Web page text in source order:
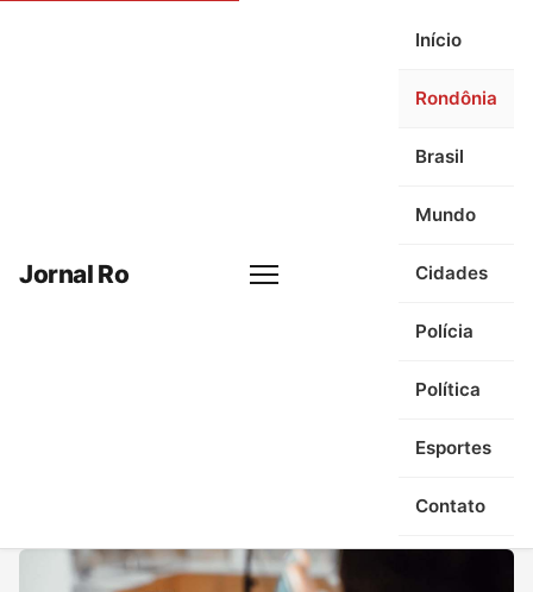
Jornal Ro Menu
Início
Rondônia
Brasil
Mundo
Cidades
Polícia
Política
Esportes
Contato